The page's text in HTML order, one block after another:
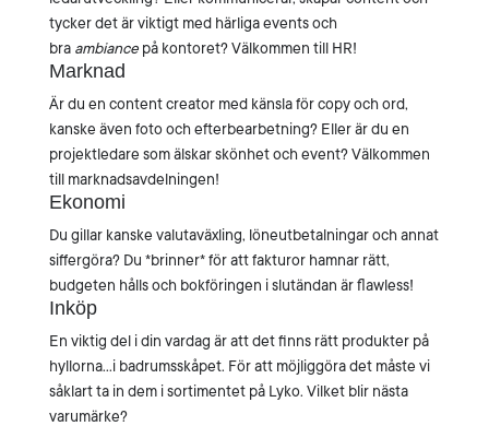
tycker det är viktigt med härliga events och
bra ambiance på kontoret? Välkommen till HR!
Marknad
Är du en content creator med känsla för copy och ord,
kanske även foto och efterbearbetning? Eller är du en
projektledare som älskar skönhet och event? Välkommen
till marknadsavdelningen!
Ekonomi
Du gillar kanske valutaväxling, löneutbetalningar och annat
siffergöra? Du *brinner* för att fakturor hamnar rätt,
budgeten hålls och bokföringen i slutändan är flawless!
Inköp
En viktig del i din vardag är att det finns rätt produkter på
hyllorna…i badrumsskåpet. För att möjliggöra det måste vi
såklart ta in dem i sortimentet på Lyko. Vilket blir nästa
varumärke?